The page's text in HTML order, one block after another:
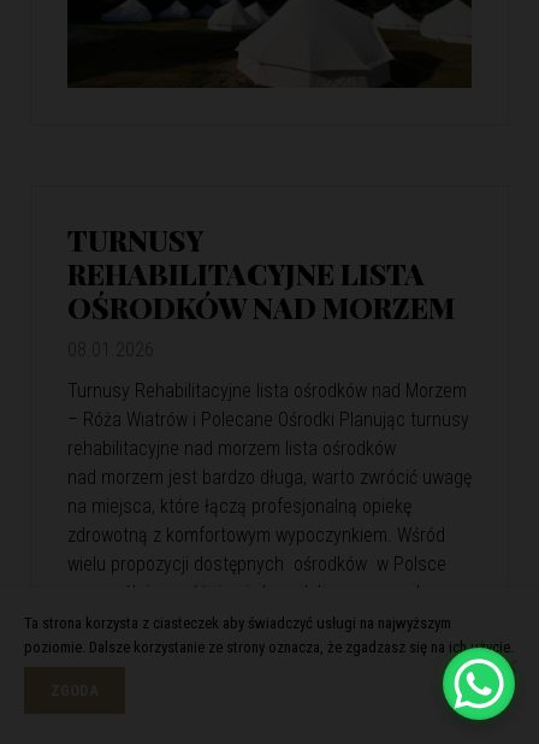
TURNUSY
REHABILITACYJNE LISTA
OŚRODKÓW NAD MORZEM
Turnusy Rehabilitacyjne lista ośrodków nad Morzem
– Róża Wiatrów i Polecane Ośrodki Planując turnusy
rehabilitacyjne nad morzem lista ośrodków
nad morzem jest bardzo długa, warto zwrócić uwagę
na miejsca, które łączą profesjonalną opiekę
zdrowotną z komfortowym wypoczynkiem. Wśród
wielu propozycji dostępnych ośrodków w Polsce
szczególnie wyróżnia się kompleks wypoczynkowy
Róża Wiatrów. Oferuje skuteczną rehabilitację
i relaks w malowniczej nadmorskiej scenerii. Róża
Ta strona korzysta z ciasteczek aby świadczyć usługi na najwyższym
poziomie. Dalsze korzystanie ze strony oznacza, że zgadzasz się na ich użycie.